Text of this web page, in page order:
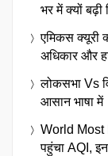
भर में क्यों बढ़ी
एमिकस क्यूरी
अधिकार और
लोकसभा Vs
आसान भाषा में
World Most
पहुंचा AQI,